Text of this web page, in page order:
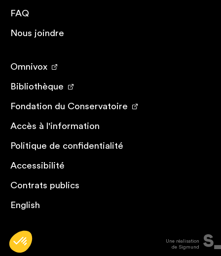
FAQ
Nous joindre
Omnivox
Bibliothèque
Fondation du Conservatoire
Accès à l'information
Politique de confidentialité
Accessibilité
Contrats publics
English
Une réalisation
de Sigmund